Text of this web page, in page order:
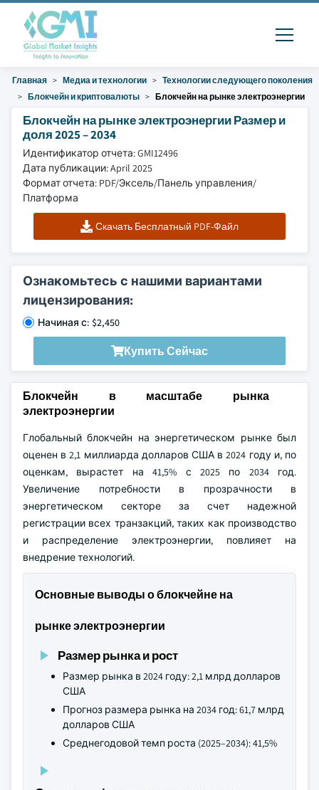
Главная Медиа и технологии
Технологии следующего поколения
Блокчейн и криптовалюты
Блокчейн на рынке электроэнергии
Блокчейн на рынке электроэнергии Размер и
доля 2025 – 2034
Идентификатор отчета: GMI12496
Дата публикации: April 2025
Формат отчета: PDF/Эксель/Панель управления/
Платформа
Скачать Бесплатный PDF-Файл
Ознакомьтесь с нашими вариантами
лицензирования:
Начиная с: $2,450
Купить Сейчас
Блокчейн в масштабе рынка
электроэнергии
Глобальный блокчейн на энергетическом рынке был
оценен в 2,1 миллиарда долларов США в 2024 году и, по
оценкам, вырастет на 41,5% с 2025 по 2034 год.
Увеличение потребности в прозрачности в
энергетическом секторе за счет надежной
регистрации всех транзакций, таких как производство
и распределение электроэнергии, повлияет на
внедрение технологий.
Основные выводы о блокчейне на
рынке электроэнергии
Размер рынка и рост
Размер рынка в 2024 году: 2,1 млрд долларов
США
Прогноз размера рынка на 2034 год: 61,7 млрд
долларов США
Среднегодовой темп роста (2025–2034): 41,5%